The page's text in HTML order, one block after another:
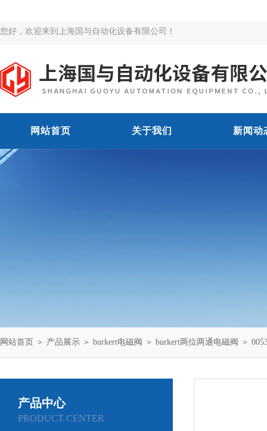
您好，欢迎来到上海国与自动化设备有限公司！
网站首页 关于我们 新闻动
网站首页 ＞ 产品展示 ＞ burkert电磁阀 ＞ burkert两位两通电磁阀 ＞
产品中心
PRODUCT CENTER